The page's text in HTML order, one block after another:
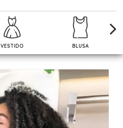
VESTIDO BLUSA